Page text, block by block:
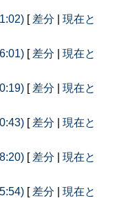
[ 差分
現在と
[ 差分
現在と
[ 差分
現在と
[ 差分
現在と
[ 差分
現在と
[ 差分
現在と